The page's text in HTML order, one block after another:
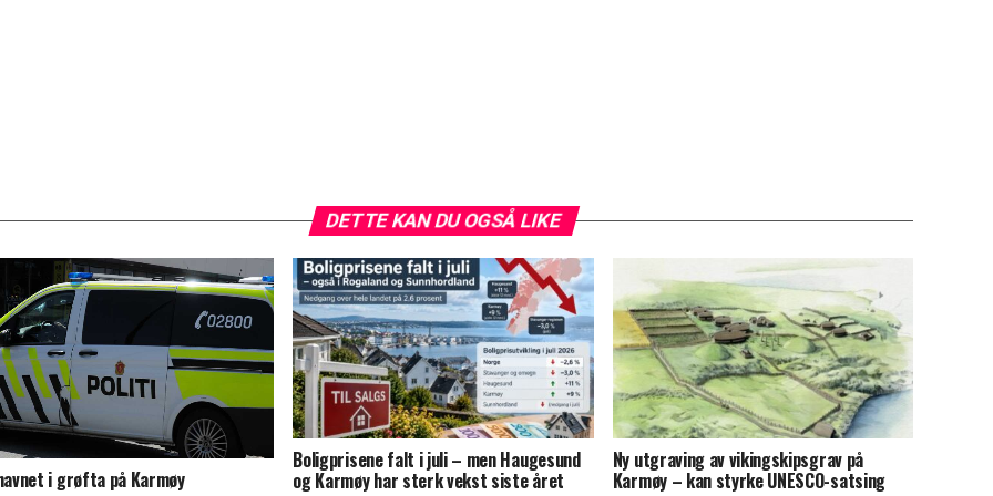
DETTE KAN DU OGSÅ LIKE
i grøfta på Karmøy
Boligprisene falt i juli – men Haugesund
og Karmøy har sterk vekst siste året
Ny utgraving av vikingskipsgrav på
Karmøy – kan styrke UNESCO-satsing